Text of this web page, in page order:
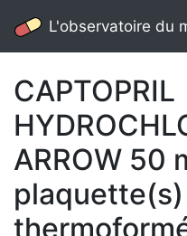
L'observatoire du
CAPTOPRIL
ARROW 50
plaquette(s)